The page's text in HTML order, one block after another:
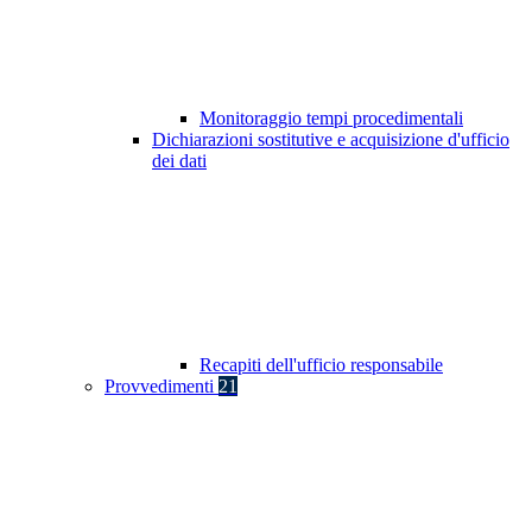
Monitoraggio tempi procedimentali
Dichiarazioni sostitutive e acquisizione d'ufficio
dei dati
Recapiti dell'ufficio responsabile
Provvedimenti 21